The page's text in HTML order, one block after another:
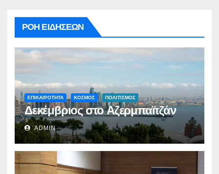
ΡΟΗ ΕΙΔΗΣΕΩΝ
ΕΠΙΚΑΙΡΟΤΗΤΑ ΚΟΣΜΟΣ ΠΟΛΙΤΙΣΜΟΣ
Δεκέμβριος στο Αζερμπαϊτζάν
ADMIN